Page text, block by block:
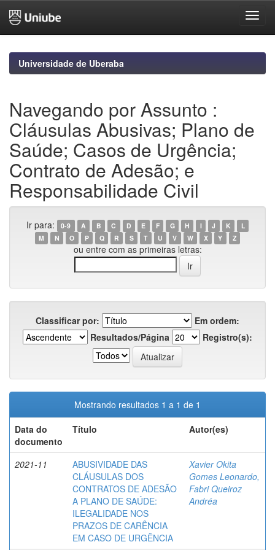
navigationUniversidade de Uberaba
Navegando por Assunto :
Cláusulas Abusivas; Plano de
Saúde; Casos de Urgência;
Contrato de Adesão; e
Responsabilidade Civil
Ir para: 0-9 A B C D E F G H I J K
L
M
N O P Q R S T U V W X Y Z
ou entre com as primeiras letras:
Classificar por:
Em ordem:
Resultados/Página
Registro(s):
Mostrando resultados 1 a 1 de 1
Data do
documento
Título Autor(es)
2021-11
ABUSIVIDADE DAS
CLÁUSULAS DOS
CONTRATOS DE ADESÃO
A PLANO DE SAÚDE:
ILEGALIDADE NOS
PRAZOS DE CARÊNCIA
EM CASO DE URGÊNCIA
Xavier Okita
Gomes Leonardo,
Fabri Queiroz
Andréa